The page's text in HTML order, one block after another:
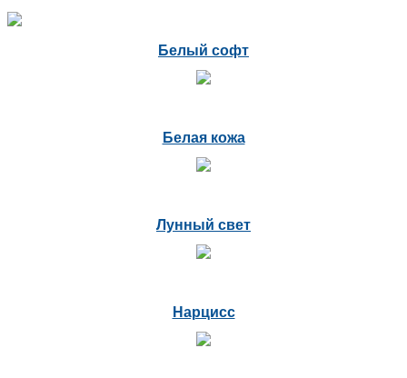
Белый софт
Белая кожа
Лунный свет
Нарцисс